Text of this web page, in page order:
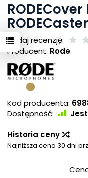
Dodaj recenzję:
Producent: Rode
Kod producenta:
Dostępność:
Jest
Historia ceny
Najniższa cena 30 dni